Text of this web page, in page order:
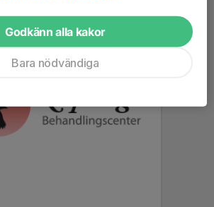
Godkänn alla kakor
Bara nödvändiga